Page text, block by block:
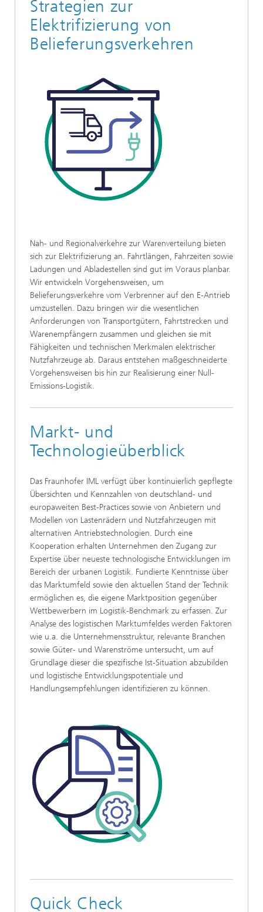
Strategien zur
Elektrifizierung von
Belieferungsverkehren
Nah- und Regionalverkehre zur Warenverteilung bieten
sich zur Elektrifizierung an. Fahrtlängen, Fahrzeiten sowie
Ladungen und Abladestellen sind gut im Voraus planbar.
Wir entwickeln Vorgehensweisen, um
Belieferungsverkehre vom Verbrenner auf den E-Antrieb
umzustellen. Dazu bringen wir die wesentlichen
Anforderungen von Transportgütern, Fahrtstrecken und
Warenempfängern zusammen und gleichen sie mit
Fähigkeiten und technischen Merkmalen elektrischer
Nutzfahrzeuge ab. Daraus entstehen maßgeschneiderte
Vorgehensweisen bis hin zur Realisierung einer Null-
Emissions-Logistik.
Markt- und
Technologieüberblick
Das Fraunhofer IML verfügt über kontinuierlich gepflegte
Übersichten und Kennzahlen von deutschland- und
europaweiten Best-Practices sowie von Anbietern und
Modellen von Lastenrädern und Nutzfahrzeugen mit
alternativen Antriebstechnologien. Durch eine
Kooperation erhalten Unternehmen den Zugang zur
Expertise über neueste technologische Entwicklungen im
Bereich der urbanen Logistik. Fundierte Kenntnisse über
das Marktumfeld sowie den aktuellen Stand der Technik
ermöglichen es, die eigene Marktposition gegenüber
Wettbewerbern im Logistik-Benchmark zu erfassen. Zur
Analyse des logistischen Marktumfeldes werden Faktoren
wie u.a. die Unternehmensstruktur, relevante Branchen
sowie Güter- und Warenströme untersucht, um auf
Grundlage dieser die spezifische Ist-Situation abzubilden
und logistische Entwicklungspotentiale und
Handlungsempfehlungen identifizieren zu können.
Quick Check